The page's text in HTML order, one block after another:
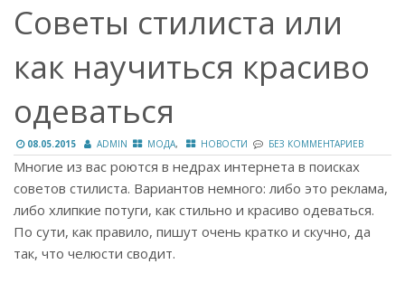
Советы стилиста или
как научиться красиво
одеваться
08.05.2015 ADMIN МОДА, НОВОСТИ БЕЗ КОММЕНТАРИЕВ
Многие из вас роются в недрах интернета в поисках
советов стилиста. Вариантов немного: либо это реклама,
либо хлипкие потуги, как стильно и красиво одеваться.
По сути, как правило, пишут очень кратко и скучно, да
так, что челюсти сводит.